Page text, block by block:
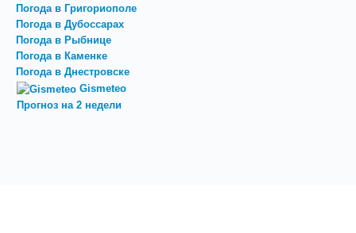
Погода в Григориополе
Погода в Дубоссарах
Погода в Рыбнице
Погода в Каменке
Погода в Днестровске
Gismeteo
Прогноз на 2 недели